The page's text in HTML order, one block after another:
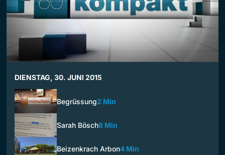
DIENSTAG, 30. JUNI 2015
Begrüssung2 Min
Sarah Bösch8 Min
Beizenkrach Arbon4 Min